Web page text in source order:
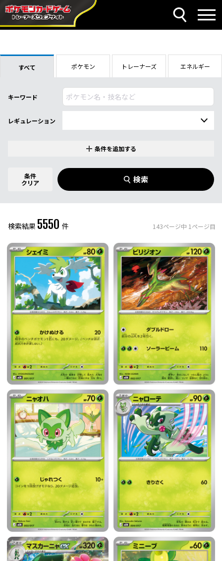
すべて ポケモン トレーナーズ エネルギー
キーワード
レギュレーション
商品名
イラストレーター
レアリティ 0件選択中
ミラー仕様のカード 0件選択中
条件を追加する
条件
クリア
検索
検索結果 5550 件 143ページ中 1 ページ目